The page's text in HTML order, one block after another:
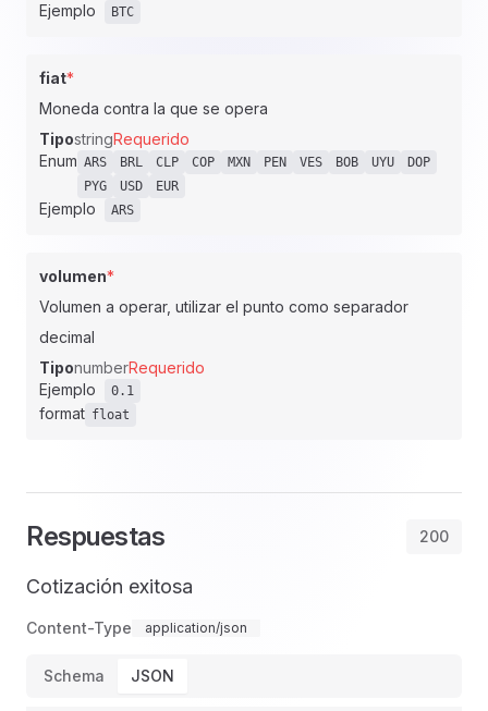
Ejemplo BTC
fiat*
Moneda contra la que se opera
TipostringRequerido
Enum ARS BRL CLP COP MXN PEN VES BOB UYU
DOP
PYG
USD EUR
Ejemplo ARS
volumen*
Volumen a operar, utilizar el punto como separador
decimal
TiponumberRequerido
Ejemplo
0.1
format float
Respuestas 200
Cotización exitosa
Content-Type application/json
Schema JSON